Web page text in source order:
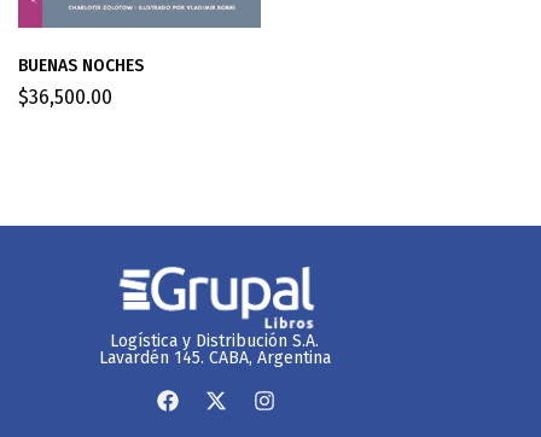
BUENAS NOCHES
$36,500.00
Logística y Distribución S.A.
Lavardén 145. CABA, Argentina